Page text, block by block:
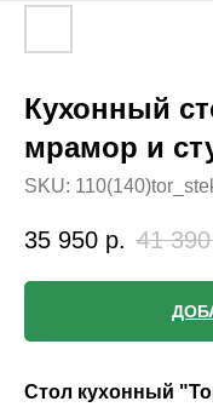
Кухонный
мрамор и
SKU:
35 950 р. 41 390
Стол кухонный